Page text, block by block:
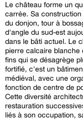
Le château forme un
carrée. Sa
du donjon, tour à
d'angle du sud-est
dans le bâti actuel. Le château est édifié en pierres locales : une
pierre calcaire blanche
fins qui se désagrège plus facilement.
fortifié, c'est un
médiéval, avec une
fonction de centre de
Cette diversité
restauration
liés à son occupation,